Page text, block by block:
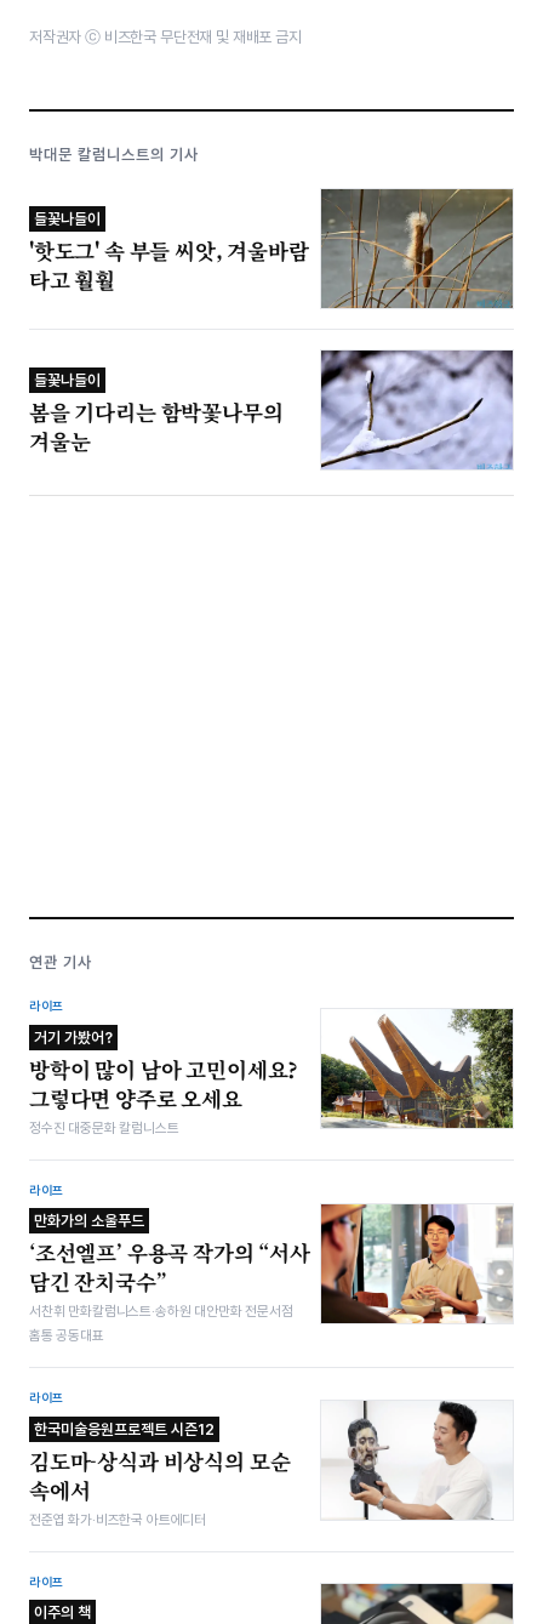
저작권자 ⓒ 비즈한국 무단전재 및 재배포 금지
박대문 칼럼니스트의 기사
들꽃나들이
'핫도그' 속 부들 씨앗, 겨울바람
타고 훨훨
들꽃나들이
봄을 기다리는 함박꽃나무의
겨울눈
연관 기사
라이프
거기 가봤어?
방학이 많이 남아 고민이세요?
그렇다면 양주로 오세요
정수진 대중문화 칼럼니스트
라이프
만화가의 소울푸드
‘조선엘프’ 우용곡 작가의 “서사
담긴 잔치국수”
서찬휘 만화칼럼니스트·송하원 대안만화 전문서점
홈통 공동대표
라이프
한국미술응원프로젝트 시즌12
김도마-상식과 비상식의 모순
속에서
전준엽 화가·비즈한국 아트에디터
라이프
이주의 책